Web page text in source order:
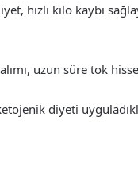
hızlı kilo kaybı
uzun süre tok
diyeti